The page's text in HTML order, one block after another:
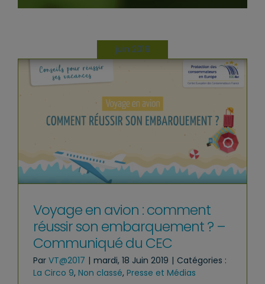
juin 2019
Voyage en avion : comment
réussir son embarquement ? –
Communiqué du CEC
Par VT@2017 | mardi, 18 Juin 2019 | Catégories :
La Circo 9, Non classé, Presse et Médias